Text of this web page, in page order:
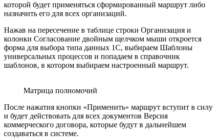
которой будет применяться сформированный маршрут либо
назначить его для всех организаций.
Нажав на пересечение в таблице строки Организация и
колонки Согласование двойным щелчком мыши откроется
форма для выбора типа данных 1С, выбираем Шаблоны
универсальных процессов и попадаем в справочник
шаблонов, в котором выбираем настроенный маршрут.
Матрица полномочий
После нажатия кнопки «Применить» маршрут вступит в силу
и будет действовать для всех документов Версия
коммерческого договора, которые будут в дальнейшем
создаваться в системе.